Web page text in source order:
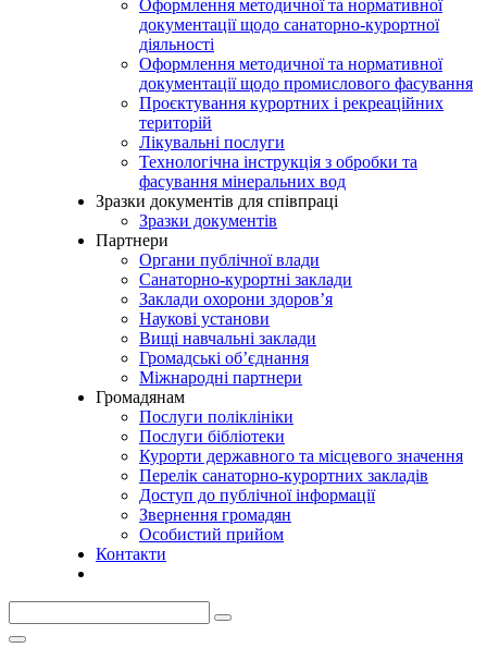
Оформлення методичної та нормативної
документації щодо санаторно-курортної
діяльності
Оформлення методичної та нормативної
документації щодо промислового фасування
Проєктування курортних і рекреаційних
територій
Лікувальні послуги
Технологічна інструкція з обробки та
фасування мінеральних вод
Зразки документів для співпраці
Зразки документів
Партнери
Органи публічної влади
Санаторно-курортні заклади
Заклади охорони здоров’я
Наукові установи
Вищі навчальні заклади
Громадські об’єднання
Міжнародні партнери
Громадянам
Послуги поліклініки
Послуги бібліотеки
Курорти державного та місцевого значення
Перелік санаторно-курортних закладів
Доступ до публічної інформації
Звернення громадян
Особистий прийом
Контакти